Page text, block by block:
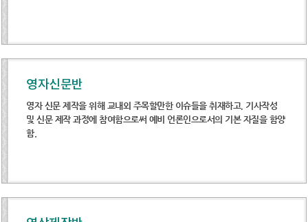
영자신문반
영자 신문 제작을 위해 교내외 주목할만한 이슈들을 취재하고, 기사작성
및 신문 제작 과정에 참여함으로써 예비 언론인으로서의 기본 자질을 함양
함.